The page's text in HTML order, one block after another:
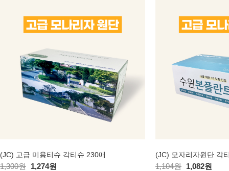
(JC) 고급 미용티슈 각티슈 230매
1,300원 1,274원
(JC) 모자리자원단 각
1,104원 1,082원